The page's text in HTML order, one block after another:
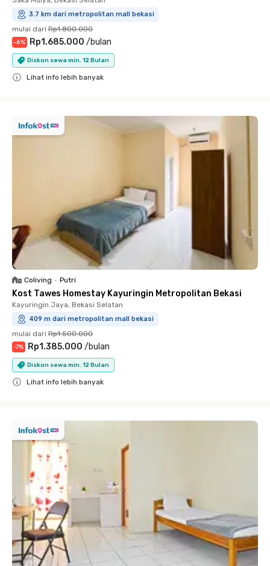
3.7 km dari metropolitan mall bekasi
mulai dari Rp1.800.000
-6% Rp1.685.000 /bulan
Diskon sewa min. 12 Bulan
Lihat info lebih banyak
Coliving • Putri
Kost Tawes Homestay Kayuringin Metropolitan Bekasi
Kayuringin Jaya, Bekasi Selatan
409 m dari metropolitan mall bekasi
mulai dari Rp1.500.000
-7% Rp1.385.000 /bulan
Diskon sewa min. 12 Bulan
Lihat info lebih banyak